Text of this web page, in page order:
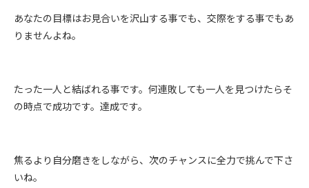
あなたの目標はお見合いを沢山する事でも、交際をする事でもあ
りませんよね。
たった一人と結ばれる事です。何連敗しても一人を見つけたらそ
の時点で成功です。達成です。
焦るより自分磨きをしながら、次のチャンスに全力で挑んで下さ
いね。